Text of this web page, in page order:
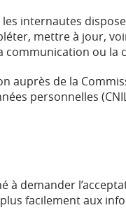
internautes
mettre à jour,
communication ou la
auprès de la
personnelles (CNIL
à demander
facilement aux